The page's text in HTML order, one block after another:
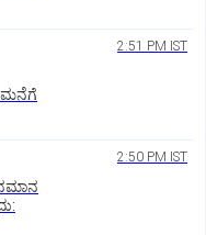
2:51 PM IST
ಮನೆಗೆ
2:50 PM IST